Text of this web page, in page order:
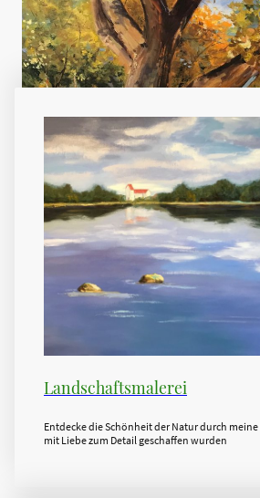
Landschaftsmalerei
Entdecke die Schönheit der Natur durch
mit Liebe zum Detail geschaffen wurden